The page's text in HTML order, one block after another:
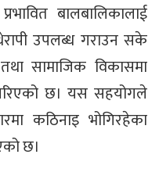
बालबालिकालाई
उपलब्ध गराउन सके
सामाजिक विकासमा
गरिएको छ। यस सहयोगले
कठिनाइ भोगिरहेका
छ।